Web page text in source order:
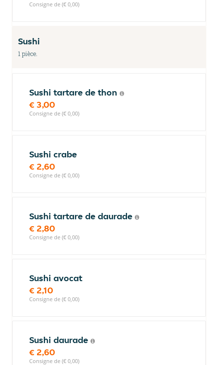
Consigne de (€ 0,00)
Sushi
1 pièce.
Sushi tartare de thon
€ 3,00
Consigne de (€ 0,00)
Sushi crabe
€ 2,60
Consigne de (€ 0,00)
Sushi tartare de daurade
€ 2,80
Consigne de (€ 0,00)
Sushi avocat
€ 2,10
Consigne de (€ 0,00)
Sushi daurade
€ 2,60
Consigne de (€ 0,00)